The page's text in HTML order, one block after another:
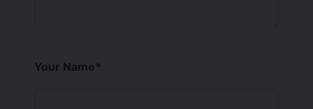
Your Name*